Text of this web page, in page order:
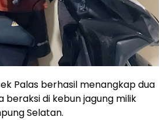
Palas berhasil menangkap dua
di kebun jagung milik
Selatan.